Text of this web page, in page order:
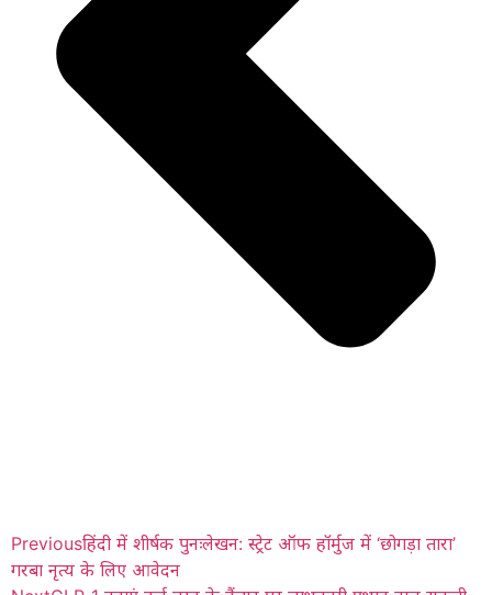
Previousहिंदी में शीर्षक पुनःलेखन: स्ट्रेट ऑफ हॉर्मुज में ‘छोगड़ा तारा’
गरबा नृत्य के लिए आवेदन